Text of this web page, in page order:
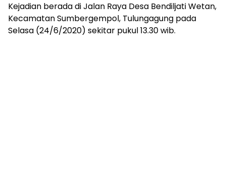
Kejadian berada di Jalan Raya Desa Bendiljati Wetan,
Kecamatan Sumbergempol, Tulungagung pada
Selasa (24/6/2020) sekitar pukul 13.30 wib.